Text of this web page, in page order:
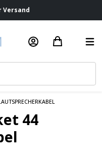
Service
44